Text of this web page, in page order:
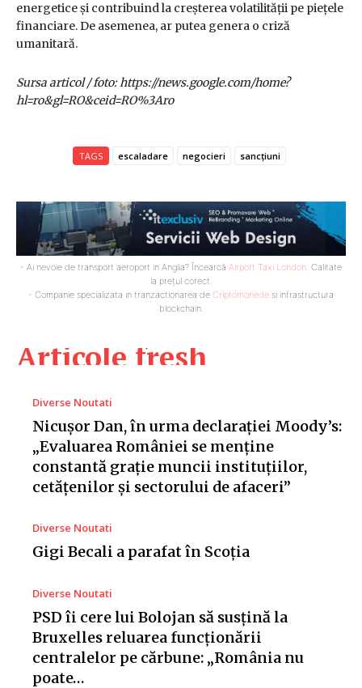
Articole fresh
Diverse Noutati
Nicușor Dan, în urma declarației Moody’s:
„Evaluarea României se menține
constantă grație muncii instituțiilor,
cetățenilor și sectorului de afaceri”
Diverse Noutati
Gigi Becali a parafat în Scoția
Diverse Noutati
PSD îi cere lui Bolojan să susțină la
Bruxelles reluarea funcționării
centralelor pe cărbune: „România nu
poate…
energetice și contribuind la creșterea volatilității pe piețele
financiare. De asemenea, ar putea genera o criză
umanitară.
Sursa articol / foto: https://news.google.com/home?
hl=ro&gl=RO&ceid=RO%3Aro
TAGS escaladare negocieri sancțiuni
- Ai nevoie de transport aeroport in Anglia? Încearcă Airport Taxi London . Calitate
la prețul corect.
- Companie specializata in tranzactionarea de Criptomonede si infrastructura
blockchain.